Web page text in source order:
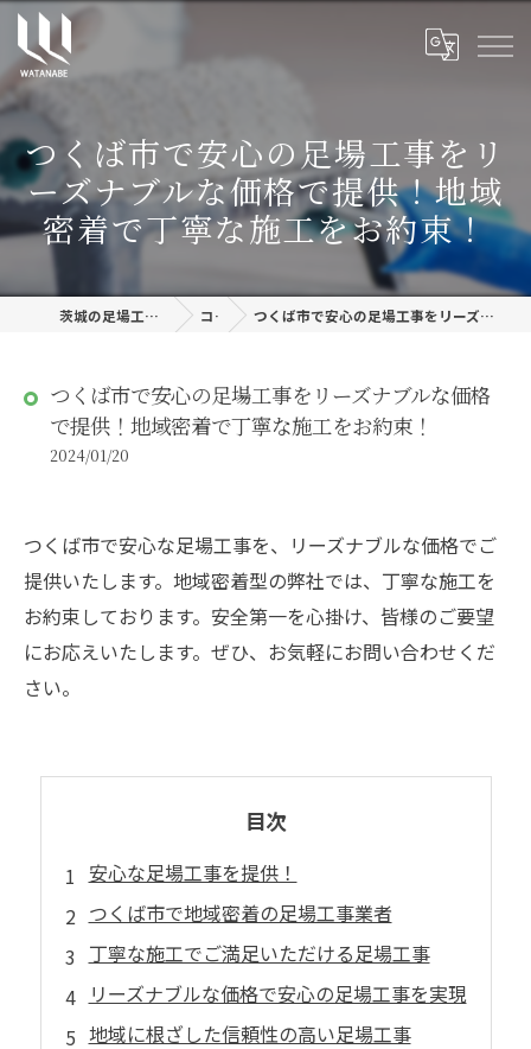
つくば市で安心の足場工事をリ
ーズナブルな価格で提供！地域
密着で丁寧な施工をお約束！
茨城の足場工事なら株式会社渡邊建設 コラム つくば市で安心の足場工事をリーズナブルな価格で提供！地域密着で丁寧な施工をお約束！
つくば市で安心の足場工事をリーズナブルな価格
で提供！地域密着で丁寧な施工をお約束！
2024/01/20
つくば市で安心な足場工事を、リーズナブルな価格でご
提供いたします。地域密着型の弊社では、丁寧な施工を
お約束しております。安全第一を心掛け、皆様のご要望
にお応えいたします。ぜひ、お気軽にお問い合わせくだ
さい。
目次
安心な足場工事を提供！
つくば市で地域密着の足場工事業者
丁寧な施工でご満足いただける足場工事
リーズナブルな価格で安心の足場工事を実現
地域に根ざした信頼性の高い足場工事